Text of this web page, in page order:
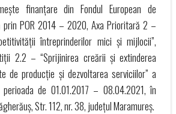
finanțare din Fondul European de
prin POR 2014 – 2020, Axa Prioritară 2 –
întreprinderilor mici și mijlocii”,
2.2 – “Sprijinirea creării și extinderea
de producție și dezvoltarea serviciilor” a
de 01.01.2017 – 08.04.2021, în
Str. 112, nr. 38, județul Maramureș.